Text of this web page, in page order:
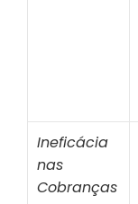
Ineficácia
nas
Cobranças